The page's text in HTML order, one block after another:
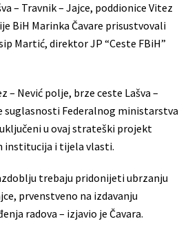
– Travnik – Jajce, poddionice Vitez
BiH Marinka Čavare prisustvovali
Martić, direktor JP “Ceste FBiH”
Nević polje, brze ceste Lašva –
suglasnosti Federalnog ministarstva
u ovaj strateški projekt
institucija i tijela vlasti.
trebaju pridonijeti ubrzanju
prvenstveno na izdavanju
radova – izjavio je Čavara.